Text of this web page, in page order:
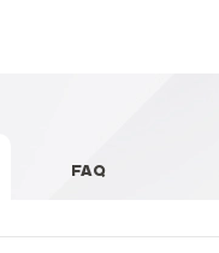
FAQ